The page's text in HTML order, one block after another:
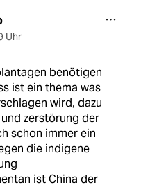
Uhr
benötigen
ist ein thema was
wird, dazu
zerstörung der
schon immer ein
die indigene
ist China der